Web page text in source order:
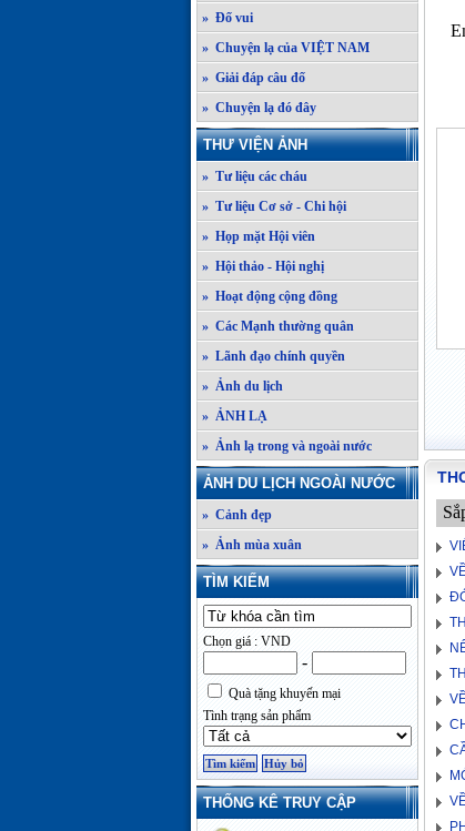
» Đố vui
» Chuyện lạ của VIỆT NAM
» Giải đáp câu đố
» Chuyện lạ đó đây
THƯ VIỆN ẢNH
» Tư liệu các cháu
» Tư liệu Cơ sở - Chi hội
» Họp mặt Hội viên
» Hội thảo - Hội nghị
» Hoạt động cộng đồng
» Các Mạnh thường quân
» Lãnh đạo chính quyền
» Ảnh du lịch
» ẢNH LẠ
» Ảnh lạ trong và ngoài nước
ẢNH DU LỊCH NGOÀI NƯỚC
» Cảnh đẹp
» Ảnh mùa xuân
TÌM KIẾM
Chọn giá : VND
-
Quà tặng khuyến mại
Tình trạng sản phẩm
THỐNG KÊ TRUY CẬP